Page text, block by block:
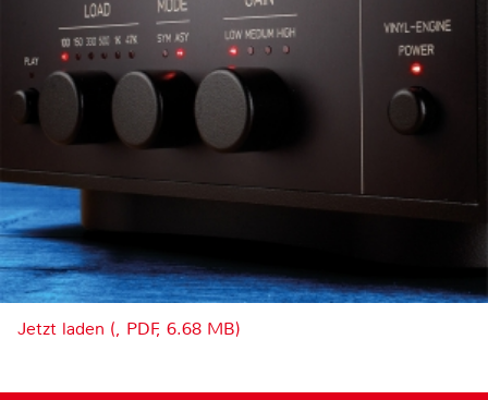
Jetzt laden (, PDF, 6.68 MB)